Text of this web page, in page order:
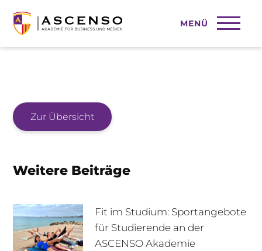
MENÜ
2025-05-06
Zur Übersicht
Weitere Beiträge
Fit im Studium: Sportangebote
für Studierende an der
ASCENSO Akademie